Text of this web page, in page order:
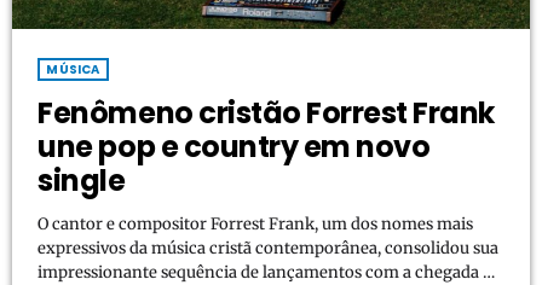
MÚSICA
Fenômeno cristão Forrest Frank
une pop e country em novo
single
O cantor e compositor Forrest Frank, um dos nomes mais
expressivos da música cristã contemporânea, consolidou sua
impressionante sequência de lançamentos com a chegada do